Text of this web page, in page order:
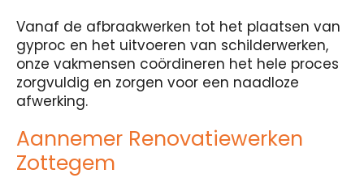
Vanaf de afbraakwerken tot het plaatsen van
gyproc en het uitvoeren van schilderwerken,
onze vakmensen coördineren het hele proces
zorgvuldig en zorgen voor een naadloze
afwerking.
Aannemer Renovatiewerken
Zottegem